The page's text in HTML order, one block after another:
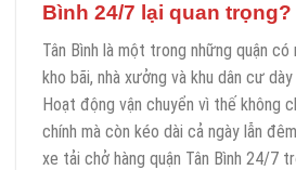
Bình 24/7 lại quan trọng?
Tân Bình là một trong những quận
kho bãi, nhà xưởng và khu dân cư dày
Hoạt động vận chuyển vì thế không
chính mà còn kéo dài cả ngày lẫn
xe tải chở hàng quận Tân Bình 24/7